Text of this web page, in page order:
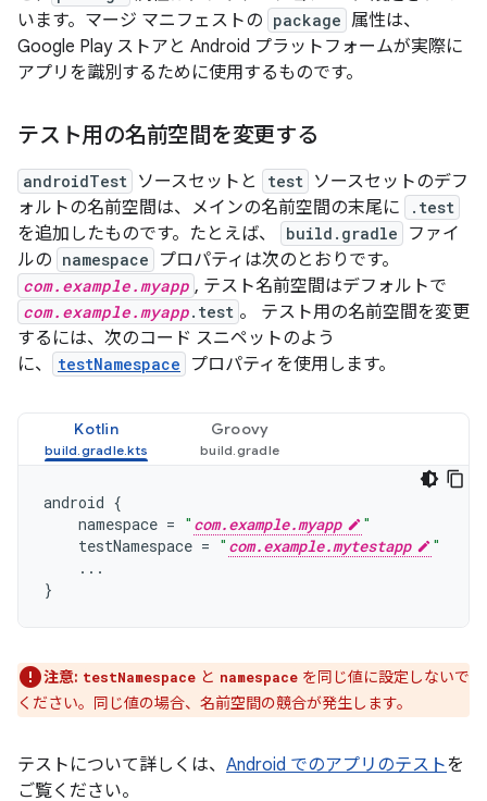
います。マージ マニフェストの package 属性は、
Google Play ストアと Android プラットフォームが実際に
アプリを識別するために使用するものです。
テスト用の名前空間を変更する
androidTest ソースセットと test ソースセットのデフ
ォルトの名前空間は、メインの名前空間の末尾に
.test
を追加したものです。たとえば、 build.gradle
ファイ
ルの namespace プロパティは次のとおりです。
com.example.myapp , テスト名前空間はデフォルトで
com.example.myapp.test 。 テスト用の名前空間を変更
するには、次のコード スニペットのよう
に、
testNamespace プロパティを使用します。
Kotlin Groovy
android {
namespace = " com.example.myapp
"
testNamespace = " com.example.mytestapp
"
...
}
注意: testNamespace と namespace を同じ値に設定しないで
ください。同じ値の場合、名前空間の競合が発生します。
テストについて詳しくは、 Android でのアプリのテストを
ご覧ください。